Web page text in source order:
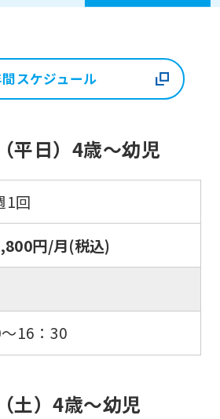
スケジュール
平日）4歳～幼児
1回
円/月(税込)
16：30
土）4歳～幼児